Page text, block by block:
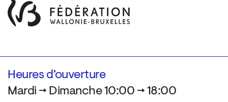
Heures d’ouverture
Mardi → Dimanche 10:00 → 18:00